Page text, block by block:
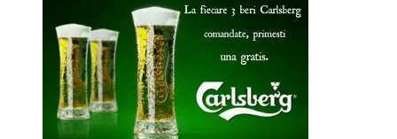
despre
Sanatate
prin
Aqua
Gym